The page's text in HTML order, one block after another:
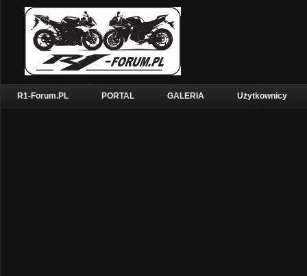
R1-Forum.PL PORTAL GALERIA Użytkownicy